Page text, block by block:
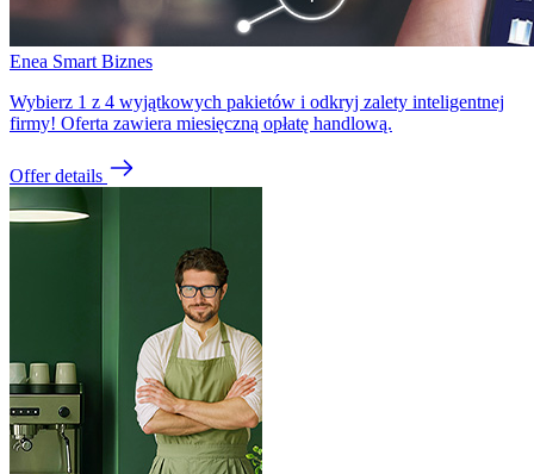
Enea Smart Biznes
Wybierz 1 z 4 wyjątkowych pakietów i odkryj zalety inteligentnej
firmy! Oferta zawiera miesięczną opłatę handlową.
Offer details